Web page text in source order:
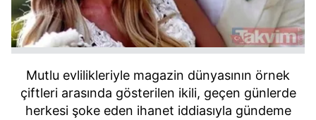
Mutlu evlilikleriyle magazin dünyasının örnek
çiftleri arasında gösterilen ikili, geçen günlerde
herkesi şoke eden ihanet iddiasıyla gündeme